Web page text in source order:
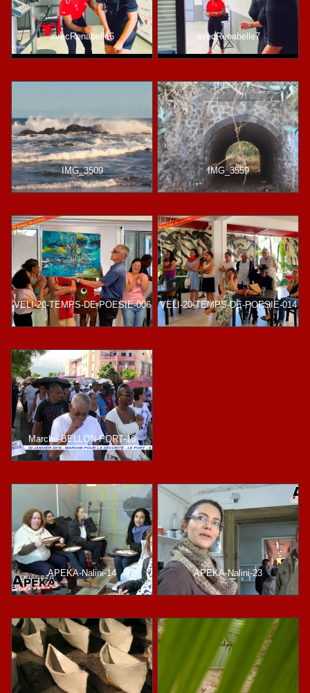
avecRenabelle6 avecRenabelle7
IMG_3509 IMG_3559
VELI-20-TEMPS-DE-POESIE-006 VELI-20-TEMPS-DE-POESIE-014
Marche-BELLON-PORT-16
APEKA-Nalini-14 APEKA-Nalini-23